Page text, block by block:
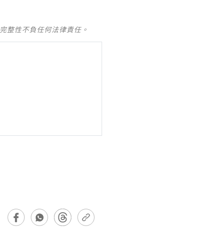
整性不負任何法律責任。